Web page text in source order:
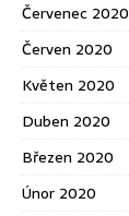
Červenec 2020
Červen 2020
Květen 2020
Duben 2020
Březen 2020
Únor 2020